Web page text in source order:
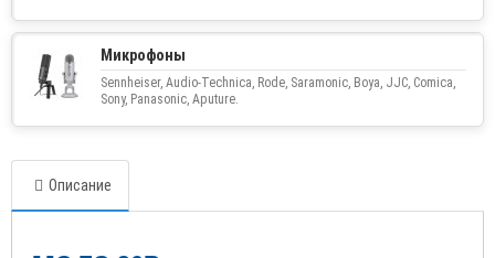
Микрофоны
Sennheiser, Audio-Technica, Rode, Saramonic, Boya, JJC, Comica,
Sony, Panasonic, Aputure.
Описание